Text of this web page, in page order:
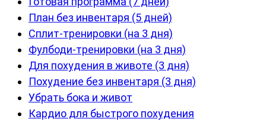
План без инвентаря (5 дней)
Сплит-тренировки (на 3 дня)
Фулбоди-тренировки (на 3 дня)
Для похудения в животе (3 дня)
Похудение без инвентаря (3 дня)
Убрать бока и живот
Кардио для быстрого похудения